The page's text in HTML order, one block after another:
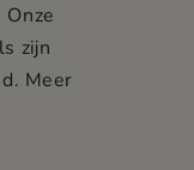
zijn
Meer